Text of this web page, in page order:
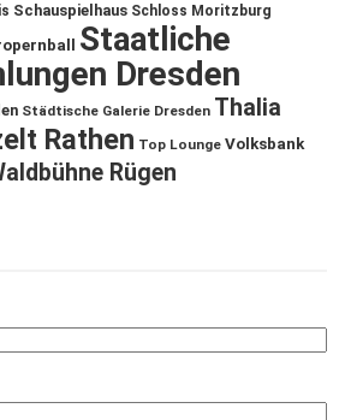
Schauspielhaus Schloss Moritzburg
Staatliche
Dresden
Städtische Galerie Dresden Thalia
Rathen Top Lounge Volksbank
Rügen